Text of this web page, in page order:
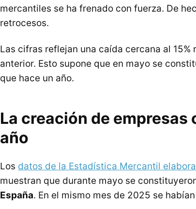
mercantiles se ha frenado con fuerza. De
retrocesos.
Las cifras reflejan una caída cercana al
anterior. Esto supone que en mayo se
que hace un año.
La creación de empresas
año
Los datos de la Estadística Mercantil
muestran que durante mayo se
España. En el mismo mes de 2025 se